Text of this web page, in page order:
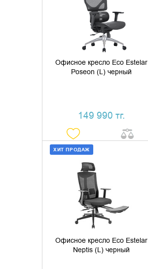
Офисное кресло Eco Estelar
Poseon (L) черный
149 990 тг.
КУПИТЬ В 1 КЛИК
Офисное кресло Eco Estelar
Neptis (L) черный
ХИТ ПРОДАЖ
ДОБАВИТЬ В КОРЗИНУ
КУПИТЬ В 1 КЛИК